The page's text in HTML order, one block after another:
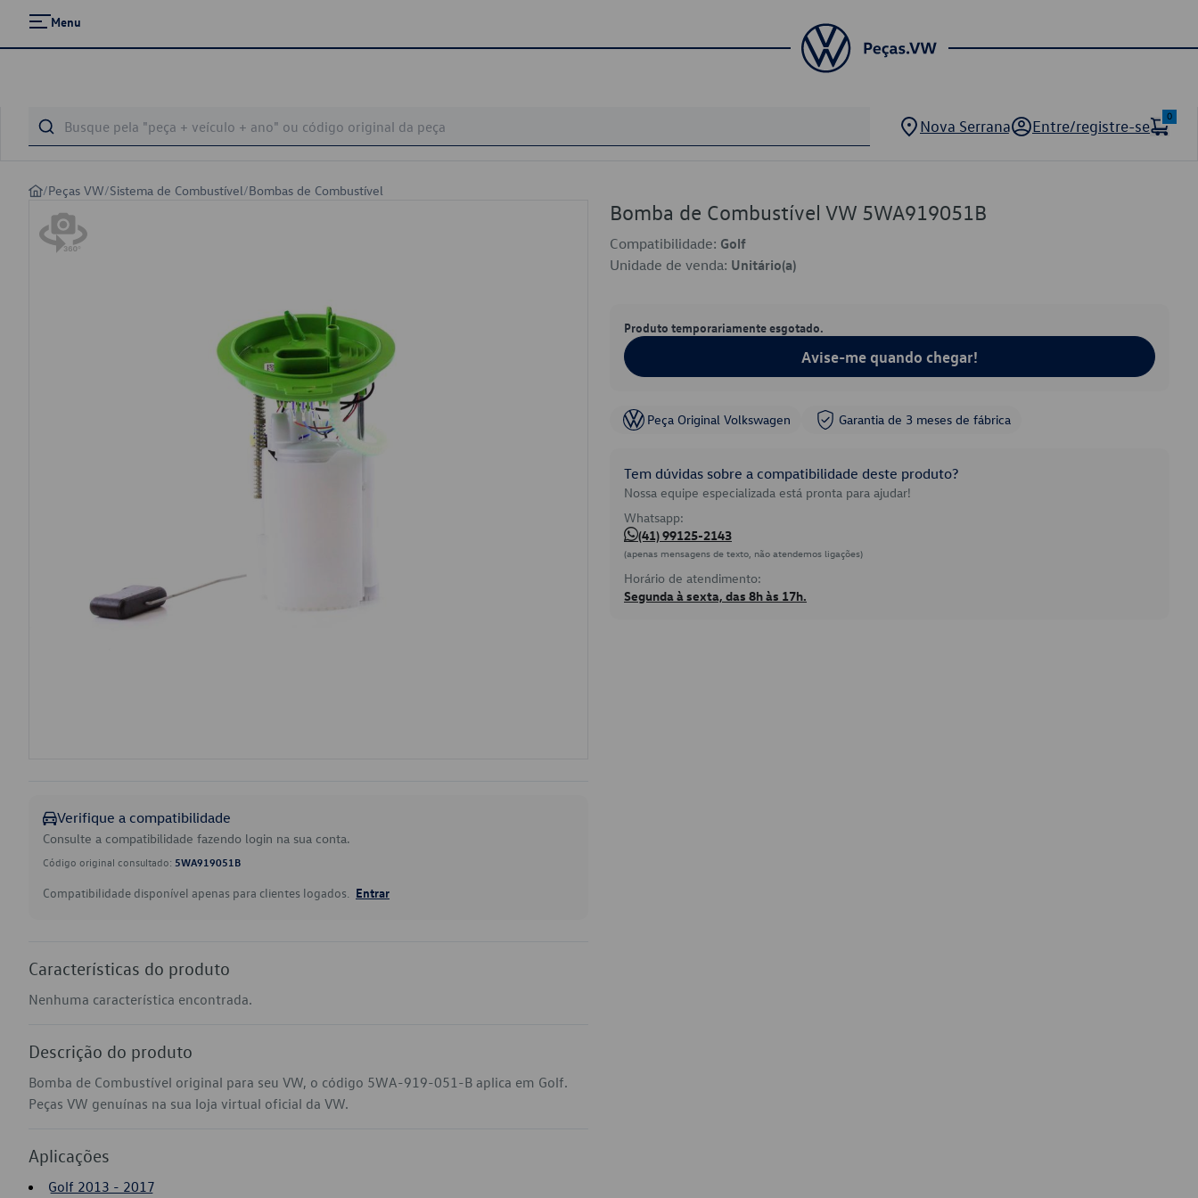
Menu
Nova Serrana Entre/registre-se
0
/Peças VW/Sistema de Combustível/Bombas de Combustível
Verifique a compatibilidade
Consulte a compatibilidade fazendo login na sua conta.
Código original consultado: 5WA919051B
Compatibilidade disponível apenas para clientes logados. Entrar
Características do produto
Nenhuma característica encontrada.
Descrição do produto
Bomba de Combustível original para seu VW, o código 5WA-919-051-B aplica em Golf.
Peças VW genuínas na sua loja virtual oficial da VW.
Aplicações
Golf 2013 - 2017
Bomba de Combustível VW 5WA919051B
Compatibilidade: Golf
Unidade de venda: Unitário(a)
Produto temporariamente esgotado.
Avise-me quando chegar!
Peça Original Volkswagen Garantia de 3 meses de fábrica
Tem dúvidas sobre a compatibilidade deste produto?
Nossa equipe especializada está pronta para ajudar!
Whatsapp:
(41) 99125-2143
(apenas mensagens de texto, não atendemos ligações)
Horário de atendimento:
Segunda à sexta, das 8h às 17h.